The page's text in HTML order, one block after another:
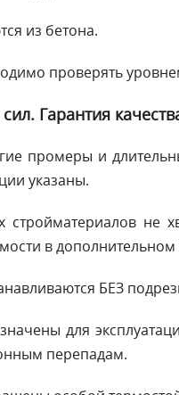
из бетона.
проверять
Гарантия
промеры и
указаны.
стройматериалов не
в
БЕЗ
для
перепадам.